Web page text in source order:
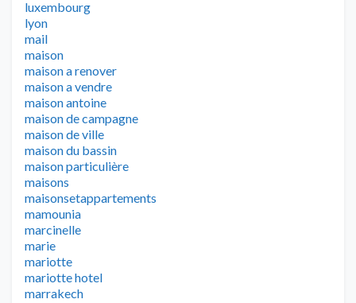
luxembourg
lyon
mail
maison
maison a renover
maison a vendre
maison antoine
maison de campagne
maison de ville
maison du bassin
maison particulière
maisons
maisonsetappartements
mamounia
marcinelle
marie
mariotte
mariotte hotel
marrakech